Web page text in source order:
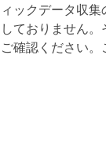
ックデータ収
ておりません
確認ください